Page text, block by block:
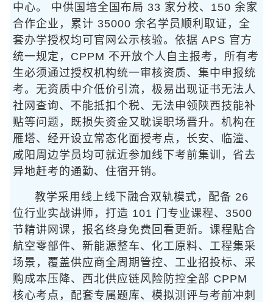
中心。 中供国培全国布局 33 家分校、150 余家
合作企业，累计 35000 余名学员顺利取证，全
套办学授权均可官网公示核验。依据 APS 官方
统一规定，CPPM 不开放个人自主报考，所有考
生必须通过授权机构统一审核资质、集中申报统
考。无资质中介低价引流，极易出现证书无法人
社网查询、不能抵扣个税、无法申领陕西技能补
贴等问题，既损失资金又耽误职场晋升。机构在
雁塔、经开设立常态化面授考点，长安、临潼、
咸阳周边学员均可就近参加线下考前集训，省去
异地赶考的通勤、住宿开销。
教学采用线上线下融合双轨模式，配备 26
位行业实战讲师，打造 101 门专业课程、3500
节精讲网课，报名终身免费回看更新。课程贴合
航空零部件、新能源整车、化工原料、工程集采
场景，覆盖供应商全周期管控、工业招投标、采
购成本压降、西北供应链风险防控全部 CPPM
核心考点，配套专属题库、模拟测评与考前冲刺